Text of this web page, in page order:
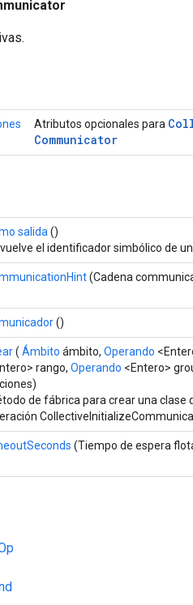
Atributos opcionales para
Communicator
salida ()
el identificador simbólico de
(Cadena
()
( Ámbito ámbito, Operando
rango, Operando <Entero>
de fábrica para crear una clase
(Tiempo de espera